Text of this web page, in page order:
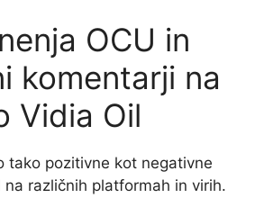
OCU in
komentarji na
Vidia Oil
tako pozitivne kot negativne
na različnih platformah in virih.